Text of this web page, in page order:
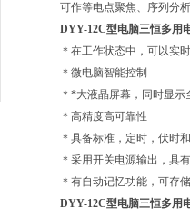
可作等电点聚焦、序列分
DYY-12C型电脑三恒多用
＊在工作状态中，可以实
＊微电脑智能控制
＊*大液晶屏幕，同时显
＊高精度高可靠性
＊具备标准，定时，伏时
＊采用开关电源输出，具
＊有自动记忆功能，可存
DYY-12C型电脑三恒多用